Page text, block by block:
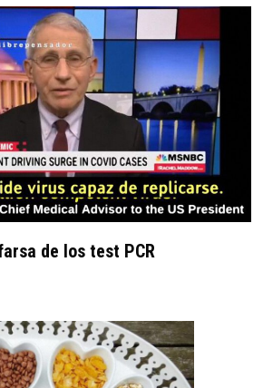
de los test PCR